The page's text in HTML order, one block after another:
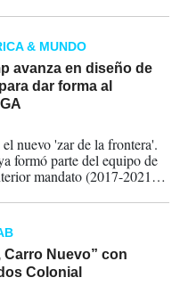
& MUNDO
avanza en diseño de
dar forma al
nuevo 'zar de la frontera'.
formó parte del equipo de
mandato (2017-2021),
control fronterizo.
Carro Nuevo” con
Colonial